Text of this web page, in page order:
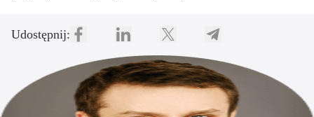
Udostępnij: